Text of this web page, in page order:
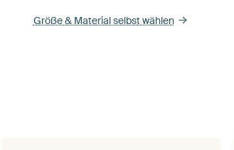
Größe & Material selbst wählen